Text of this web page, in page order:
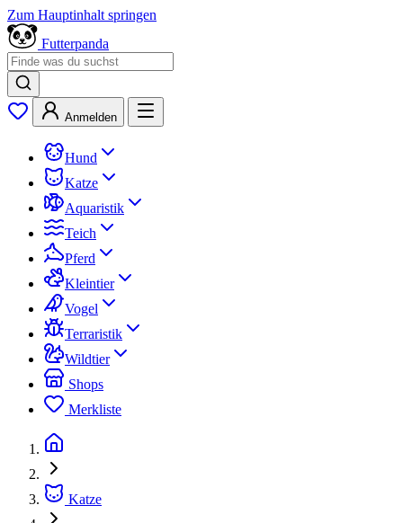
Zum Hauptinhalt springen
Futterpanda
Anmelden
Hund
Katze
Aquaristik
Teich
Pferd
Kleintier
Vogel
Terraristik
Wildtier
Shops
Merkliste
Katze